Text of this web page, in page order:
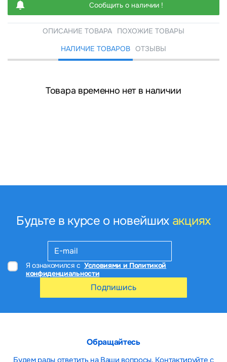
Сообщить о наличии !
ОПИСАНИЕ ТОВАРА
ПОХОЖИЕ ТОВАРЫ
НАЛИЧИЕ ТОВАРОВ ОТЗЫВЫ
Товара временно нет в наличии
Будьте в курсе о новейших акциях
Я ознакомился с Условиями и Политикой
конфиденциальности
Подпишись
Обращайтесь
Будем рады ответить на Ваши вопросы. Контактируйте с